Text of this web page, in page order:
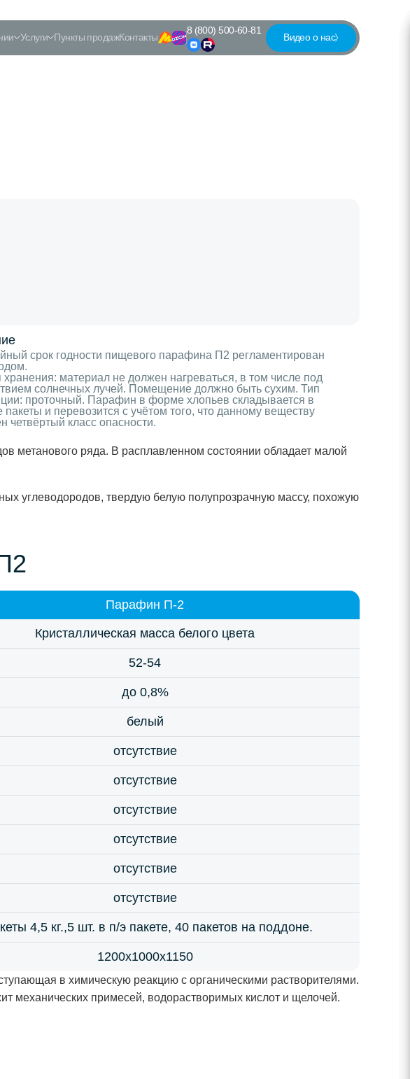
Услуги Пункты продажКонтакты
8 (800) 500-60-81
Видео о нас
срок годности пищевого парафина П2 регламентирован
хранения: материал не должен нагреваться, в том числе под
солнечных лучей. Помещение должно быть сухим. Тип
проточный. Парафин в форме хлопьев складывается в
пакеты и перевозится с учётом того, что данному веществу
четвёртый класс опасности.
ряда. В расплавленном состоянии обладает малой
углеводородов, твердую белую полупрозрачную массу, похожую
Парафин П-2
Кристаллическая масса белого цвета
52-54
до 0,8%
белый
отсутствие
отсутствие
отсутствие
отсутствие
отсутствие
отсутствие
4,5 кг.,5 шт. в п/э пакете, 40 пакетов на поддоне.
1200х1000х1150
в химическую реакцию с органическими растворителями.
механических примесей, водорастворимых кислот и щелочей.